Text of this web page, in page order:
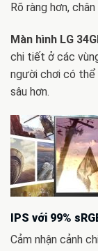
Rõ ràng hơn,
Màn hình LG
chi tiết ở các
người chơi có thể
sâu hơn.
IPS với 99%
Cảm nhận cảnh